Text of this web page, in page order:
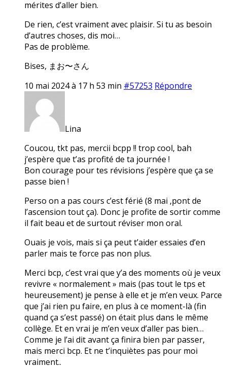
mérites d’aller bien.
De rien, c’est vraiment avec plaisir. Si tu as besoin
d’autres choses, dis moi…
Pas de problème.
Bises, まお〜さん
10 mai 2024 à 17 h 53 min #57253 Répondre
Lina
Coucou, tkt pas, mercii bcpp !! trop cool, bah
j’espère que t’as profité de ta journée !
Bon courage pour tes révisions j’espère que ça se
passe bien !
Perso on a pas cours c’est férié (8 mai ,pont de
l’ascension tout ça). Donc je profite de sortir comme
il fait beau et de surtout réviser mon oral.
Ouais je vois, mais si ça peut t’aider essaies d’en
parler mais te force pas non plus.
Merci bcp, c’est vrai que y’a des moments où je veux
revivre « normalement » mais (pas tout le tps et
heureusement) je pense à elle et je m’en veux. Parce
que j’ai rien pu faire, en plus à ce moment-là (fin
quand ça s’est passé) on était plus dans le même
collège. Et en vrai je m’en veux d’aller pas bien…
Comme je l’ai dit avant ça finira bien par passer,
mais merci bcp. Et ne t’inquiètes pas pour moi
vraiment..